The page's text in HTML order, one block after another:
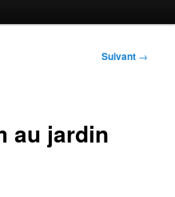
Suivant →
au jardin